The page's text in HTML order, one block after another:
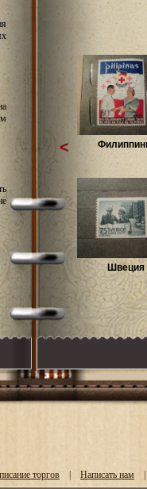
Швеция
<
торгов | Написать нам |